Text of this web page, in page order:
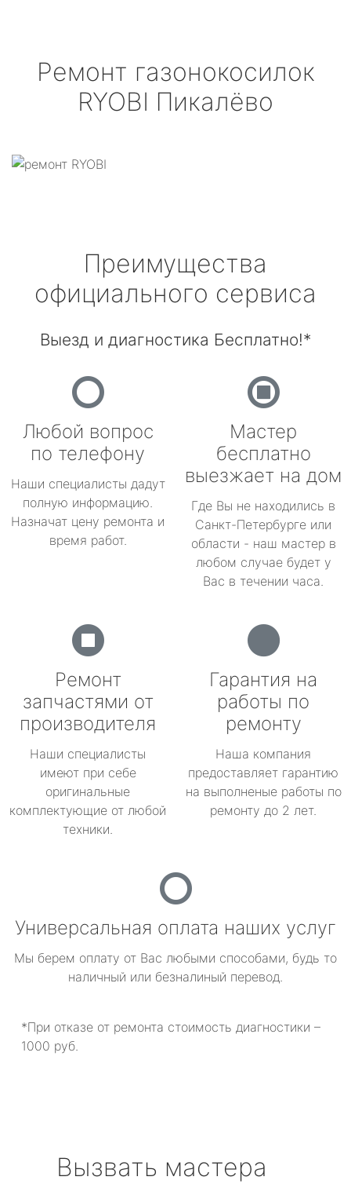
Ремонт газонокосилок
RYOBI Пикалёво
Преимущества
официального сервиса
Выезд и диагностика Бесплатно!*
Любой вопрос
по телефону
Наши специалисты дадут
полную информацию.
Назначат цену ремонта и
время работ.
Мастер
бесплатно
выезжает на дом
Где Вы не находились в
Санкт-Петербурге или
области - наш мастер в
любом случае будет у
Вас в течении часа.
Ремонт
запчастями от
производителя
Наши специалисты
имеют при себе
оригинальные
комплектующие от любой
техники.
Гарантия на
работы по
ремонту
Наша компания
предоставляет гарантию
на выполненые работы по
ремонту до 2 лет.
Универсальная оплата наших услуг
Мы берем оплату от Вас любыми способами, будь то
наличный или безналиный перевод.
*При отказе от ремонта стоимость диагностики –
1000 руб.
Вызвать мастера